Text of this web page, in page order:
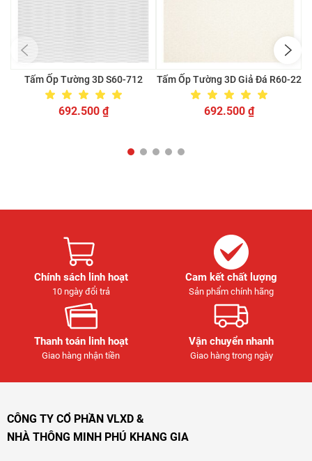
Tấm Ốp Tường 3D S60-712
692.500 ₫
Tấm Ốp Tường 3D Giả Đá R60-22
692.500 ₫
Chính sách linh hoạt
10 ngày đổi trả
Cam kết chất lượng
Sản phẩm chính hãng
Thanh toán linh hoạt
Giao hàng nhận tiền
Vận chuyển nhanh
Giao hàng trong ngày
CÔNG TY CỔ PHẦN VLXD &
NHÀ THÔNG MINH PHÚ KHANG GIA